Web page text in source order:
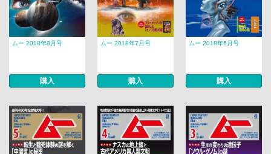
ムー 2018年8月号
購入
ムー 2018年7月号
購入
ムー 2018年6月号
購入